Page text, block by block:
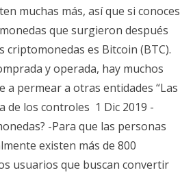
muchas más, así que si conoces
que surgieron después
es Bitcoin (BTC).
y operada, hay muchos
permear a otras entidades “Las
de los controles 1 Dic 2019 -
-Para que las personas
existen más de 800
usuarios que buscan convertir